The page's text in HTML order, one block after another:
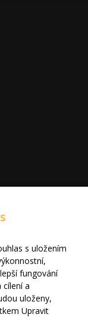
s uložením
fungování
a
uloženy,
Upravit